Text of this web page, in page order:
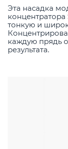
Эта насадка
тонкую и
каждую прядь
результата.